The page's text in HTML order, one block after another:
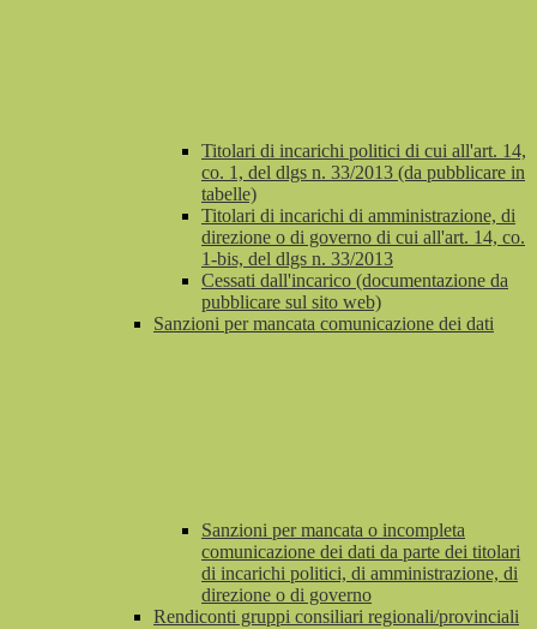
Titolari di incarichi politici di cui all'art. 14,
co. 1, del dlgs n. 33/2013 (da pubblicare in
tabelle)
Titolari di incarichi di amministrazione, di
direzione o di governo di cui all'art. 14, co.
1-bis, del dlgs n. 33/2013
Cessati dall'incarico (documentazione da
pubblicare sul sito web)
Sanzioni per mancata comunicazione dei dati
Sanzioni per mancata o incompleta
comunicazione dei dati da parte dei titolari
di incarichi politici, di amministrazione, di
direzione o di governo
Rendiconti gruppi consiliari regionali/provinciali